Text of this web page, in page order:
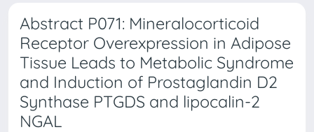
Abstract P071: Mineralocorticoid
Receptor Overexpression in Adipose
Tissue Leads to Metabolic Syndrome
and Induction of Prostaglandin D2
Synthase PTGDS and lipocalin-2
NGAL